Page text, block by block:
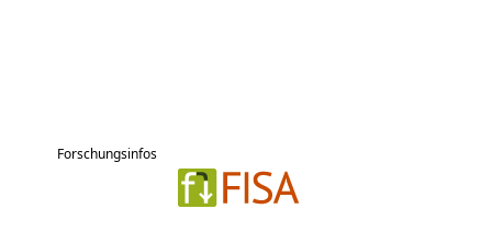
Forschungsinfos